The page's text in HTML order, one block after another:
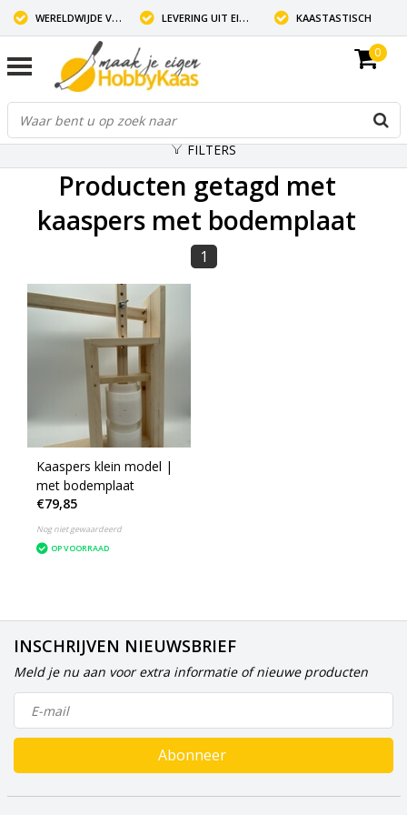
WERELDWIJDE VERZENDING LEVERING UIT EIGEN VOORRAAD KAASTASTISCH
0
FILTERS
Producten getagd met
kaaspers met bodemplaat
1
Kaaspers klein model |
met bodemplaat
€79,85
Nog niet gewaardeerd
OP VOORRAAD
INSCHRIJVEN NIEUWSBRIEF
Meld je nu aan voor extra informatie of nieuwe producten
Abonneer